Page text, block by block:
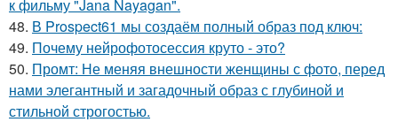
к фильму "Jana Nayagan".
48. В Prospect61 мы создаём полный образ под ключ:
49. Почему нейрофотосессия круто - это?
50. Промт: Не меняя внешности женщины с фото, перед
нами элегантный и загадочный образ с глубиной и
стильной строгостью.